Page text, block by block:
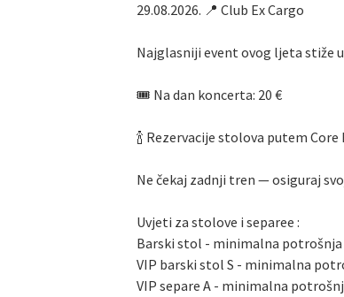
29.08.2026. 📍 Club Ex Cargo
Najglasniji event ovog ljeta stiže
🎟 Na dan koncerta: 20 €
🍾 Rezervacije stolova putem Core
Ne čekaj zadnji tren — osiguraj
Uvjeti za stolove i separee :
Barski stol - minimalna potrošnja
VIP barski stol S - minimalna
VIP separe A - minimalna